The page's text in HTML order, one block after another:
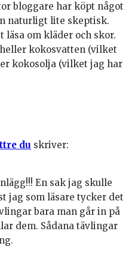
bloggare har köpt något
naturligt lite skeptisk.
läsa om kläder och skor.
kokosvatten (vilket
kokosolja (vilket jag har
du skriver:
En sak jag skulle
jag som läsare tycker det
bara man går in på
dem. Sådana tävlingar